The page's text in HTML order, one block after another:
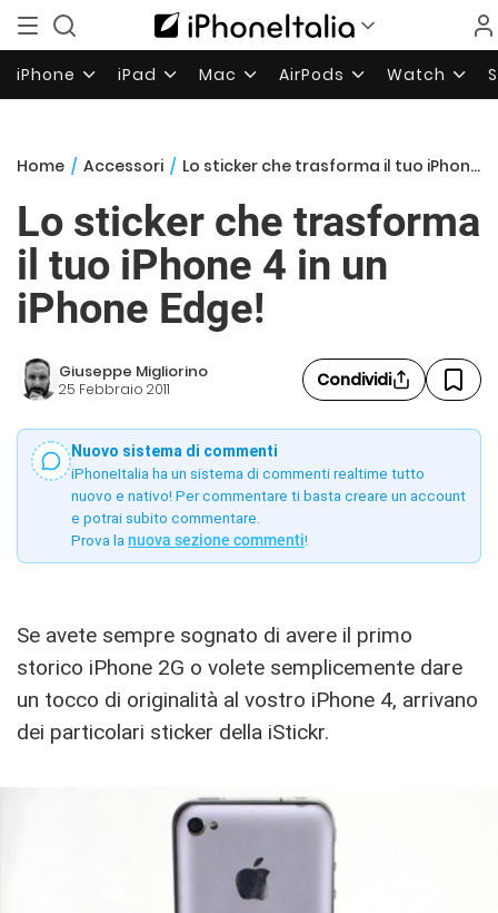
iPhone iPad Mac AirPods Watch
Home / Accessori / Lo sticker che trasforma il tuo iPhone 4 in un iPhone Edge!
Lo sticker che trasforma
il tuo iPhone 4 in un
iPhone Edge!
Giuseppe Migliorino
25 Febbraio 2011 Condividi
Nuovo sistema di commenti
iPhoneItalia ha un sistema di commenti realtime tutto
nuovo e nativo! Per commentare ti basta creare un account
e potrai subito commentare.
Prova la nuova sezione commenti!
Se avete sempre sognato di avere il primo
storico iPhone 2G o volete semplicemente dare
un tocco di originalità al vostro iPhone 4, arrivano
dei particolari sticker della iStickr.